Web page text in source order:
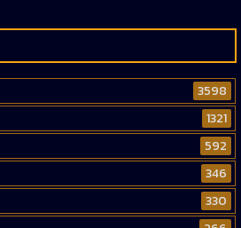
3598
1321
592
346
330